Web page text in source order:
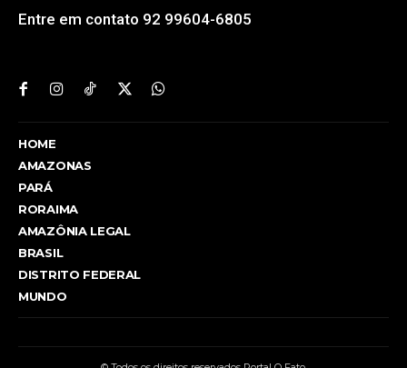
Entre em contato 92 99604-6805
HOME
AMAZONAS
PARÁ
RORAIMA
AMAZÔNIA LEGAL
BRASIL
DISTRITO FEDERAL
MUNDO